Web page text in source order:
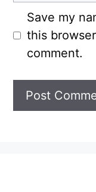
Save my
this
comment.